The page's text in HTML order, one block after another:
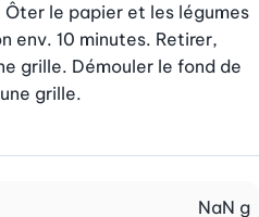
le papier et les légumes
env. 10 minutes. Retirer,
grille. Démouler le fond de
grille.
NaN g